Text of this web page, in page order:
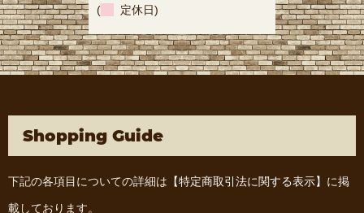
( 定休日)
Shopping Guide
下記の各項目についての詳細は 【特定商取引法に関する表示】 に掲
載しております。